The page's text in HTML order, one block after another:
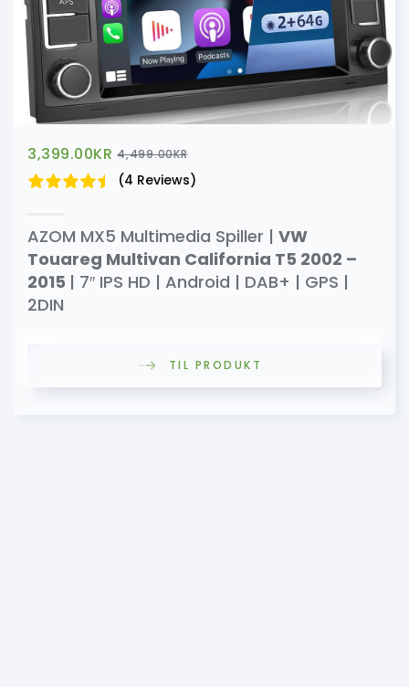
3,399.00KR 4,499.00KR
(4 Reviews)
AZOM MX5 Multimedia Spiller | VW
Touareg Multivan California T5 2002 –
2015 | 7″ IPS HD | Android | DAB+ | GPS |
2DIN
TIL PRODUKT